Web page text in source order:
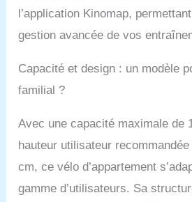
le vélo de
réglable,
roulettes
l’application Kinomap,
gestion avancée de vos
Capacité et design : un modèle
familial ?
Avec une capacité maximale de
hauteur utilisateur recommandée
cm, ce vélo d’appartement
gamme d’utilisateurs. Sa